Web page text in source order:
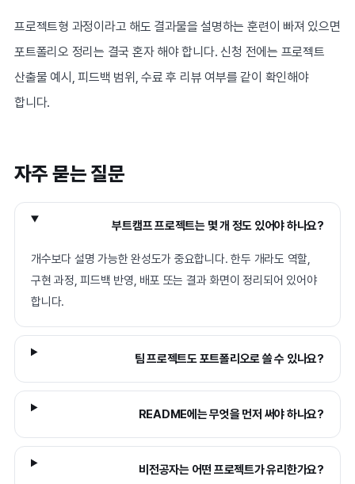
프로젝트형 과정이라고 해도 결과물을 설명하는 훈련이 빠져 있으면
포트폴리오 정리는 결국 혼자 해야 합니다. 신청 전에는 프로젝트
산출물 예시, 피드백 범위, 수료 후 리뷰 여부를 같이 확인해야
합니다.
자주 묻는 질문
부트캠프 프로젝트는 몇 개 정도 있어야 하나요?
개수보다 설명 가능한 완성도가 중요합니다. 한두 개라도 역할,
구현 과정, 피드백 반영, 배포 또는 결과 화면이 정리되어 있어야
합니다.
팀 프로젝트도 포트폴리오로 쓸 수 있나요?
README에는 무엇을 먼저 써야 하나요?
비전공자는 어떤 프로젝트가 유리한가요?